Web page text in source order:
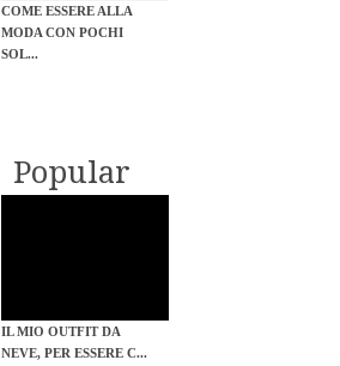
COME ESSERE ALLA
MODA CON POCHI
SOL...
Popular
IL MIO OUTFIT DA
NEVE, PER ESSERE C...